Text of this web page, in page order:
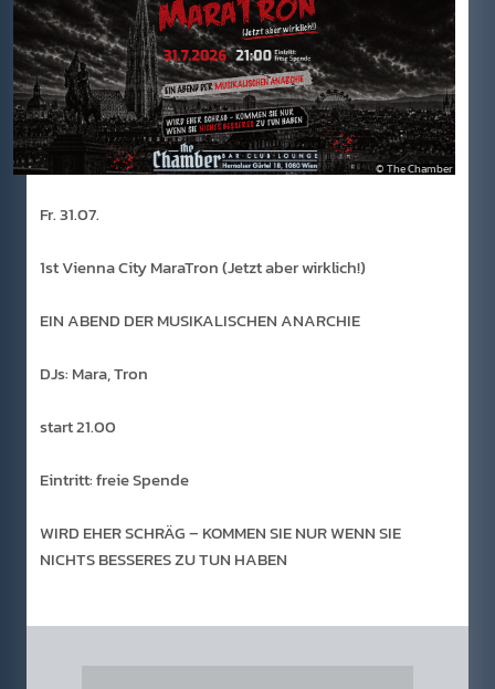
The Chamber
Fr. 31.07.
1st Vienna City MaraTron (Jetzt aber wirklich!)
EIN ABEND DER MUSIKALISCHEN ANARCHIE
DJs: Mara, Tron
start 21.00
Eintritt: freie Spende
WIRD EHER SCHRÄG – KOMMEN SIE NUR WENN SIE
NICHTS BESSERES ZU TUN HABEN